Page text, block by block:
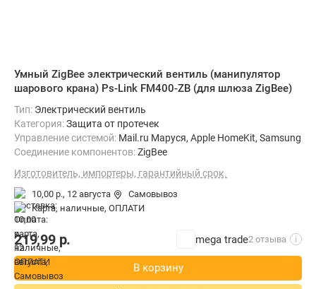
Умный ZigBee электрический вентиль (манипулятор
шарового крана) Ps-Link FM400-ZB (для шлюза ZigBee)
Тип: Электрический вентиль
Категория:Защита от протечек
Управление системой: Mail.ru Маруся, Apple HomeKit, Samsung
Соединение компонентов:ZigBee
Изготовитель, импортеры, гарантийный срок.
10,00 р., 12 августа
Самовывоз
карта, наличные, ОПЛАТИ
219,99р. mega trade2 отзыва i
В корзину